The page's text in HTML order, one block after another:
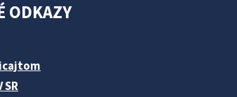
ODKAZY
SR